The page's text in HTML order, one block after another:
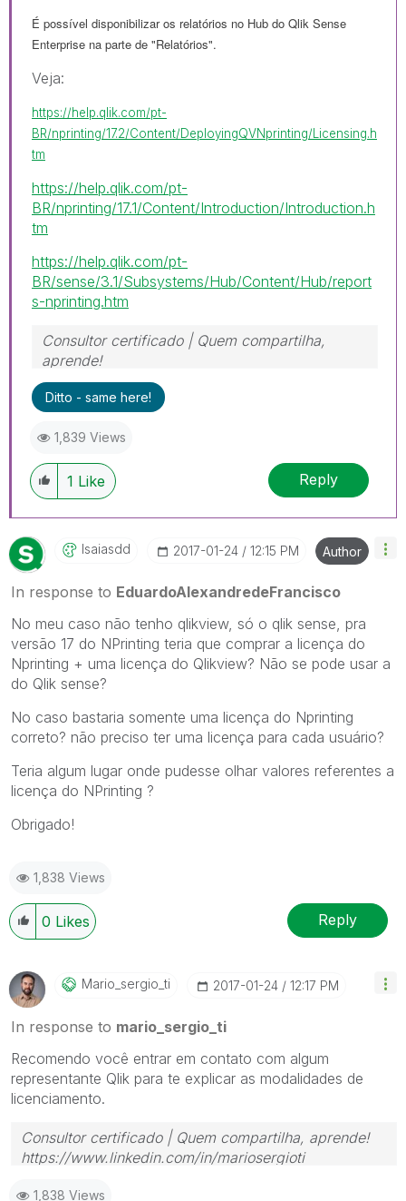
É possível disponibilizar os relatórios no Hub do Qlik Sense
Enterprise na parte de "Relatórios".
Veja:
https://help.qlik.com/pt-
BR/nprinting/17.2/Content/DeployingQVNprinting/Licensing.h
tm
https://help.qlik.com/pt-
BR/nprinting/17.1/Content/Introduction/Introduction.h
tm
https://help.qlik.com/pt-
BR/sense/3.1/Subsystems/Hub/Content/Hub/report
s-nprinting.htm
Consultor certificado | Quem compartilha,
aprende!
https://www.linkedin.com/in/mariosergioti
Ditto - same here!
1,839 Views
1 Like Reply
Isaiasdd ‎2017-01-24 12:15 PM Author
In response to EduardoAlexandredeFrancisco
No meu caso não tenho qlikview, só o qlik sense, pra
versão 17 do NPrinting teria que comprar a licença do
Nprinting + uma licença do Qlikview? Não se pode usar a
do Qlik sense?
No caso bastaria somente uma licença do Nprinting
correto? não preciso ter uma licença para cada usuário?
Teria algum lugar onde pudesse olhar valores referentes a
licença do NPrinting ?
Obrigado!
1,838 Views
0 Likes Reply
Mario_sergio_ti ‎2017-01-24 12:17 PM
In response to mario_sergio_ti
Recomendo você entrar em contato com algum
representante Qlik para te explicar as modalidades de
licenciamento.
Consultor certificado | Quem compartilha, aprende!
https://www.linkedin.com/in/mariosergioti
1,838 Views